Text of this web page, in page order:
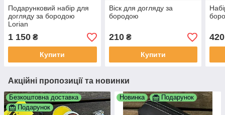
Подарунковий набір для
догляду за бородою
Lorian
1 150 ₴
Купити
Віск для догляду за
бородою
210₴
Купити
420
Акційні пропозиції та новинки
Безкоштовна доставка
Подарунок
Новинка Подарунок